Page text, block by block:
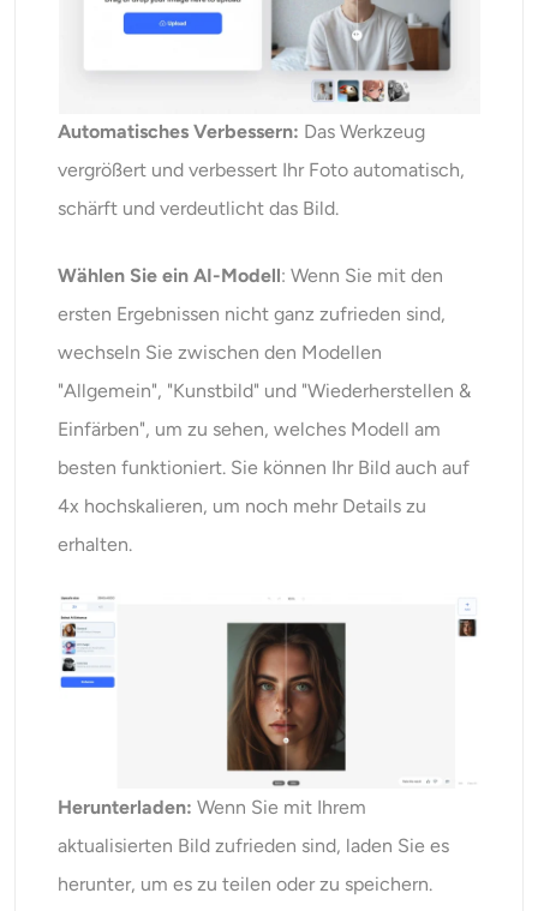
Automatisches Verbessern: Das Werkzeug
vergrößert und verbessert Ihr Foto automatisch,
schärft und verdeutlicht das Bild.
Wählen Sie ein AI-Modell: Wenn Sie mit den
ersten Ergebnissen nicht ganz zufrieden sind,
wechseln Sie zwischen den Modellen
"Allgemein", "Kunstbild" und "Wiederherstellen &
Einfärben", um zu sehen, welches Modell am
besten funktioniert. Sie können Ihr Bild auch auf
4x hochskalieren, um noch mehr Details zu
erhalten.
Herunterladen:Wenn Sie mit Ihrem
aktualisierten Bild zufrieden sind, laden Sie es
herunter, um es zu teilen oder zu speichern.